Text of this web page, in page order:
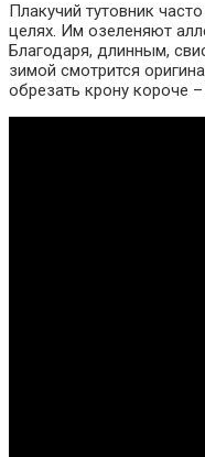
Плакучий тутовник
целях. Им озеленяют
Благодаря, длинным,
зимой смотрится
обрезать крону короче